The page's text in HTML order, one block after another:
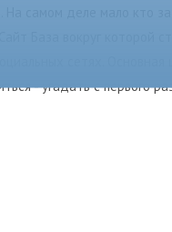
самом деле мало кто
База вокруг которой
сетях. Основная
- угадать с первого